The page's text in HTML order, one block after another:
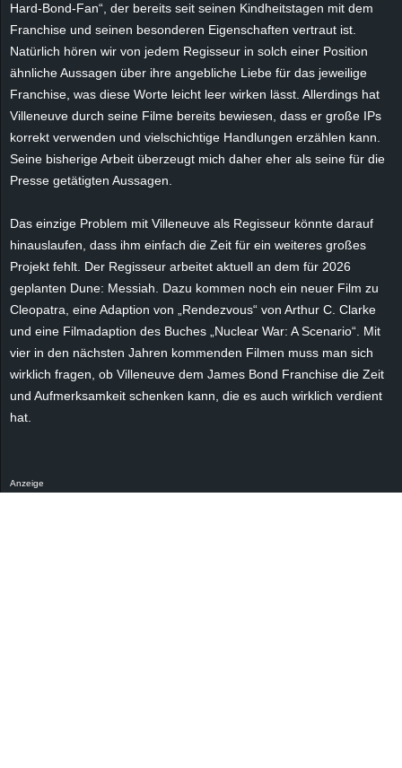
Hard-Bond-Fan“, der bereits seit seinen Kindheitstagen mit dem
Franchise und seinen besonderen Eigenschaften vertraut ist.
Natürlich hören wir von jedem Regisseur in solch einer Position
ähnliche Aussagen über ihre angebliche Liebe für das jeweilige
Franchise, was diese Worte leicht leer wirken lässt. Allerdings hat
Villeneuve durch seine Filme bereits bewiesen, dass er große IPs
korrekt verwenden und vielschichtige Handlungen erzählen kann.
Seine bisherige Arbeit überzeugt mich daher eher als seine für die
Presse getätigten Aussagen.
Das einzige Problem mit Villeneuve als Regisseur könnte darauf
hinauslaufen, dass ihm einfach die Zeit für ein weiteres großes
Projekt fehlt. Der Regisseur arbeitet aktuell an dem für 2026
geplanten Dune: Messiah. Dazu kommen noch ein neuer Film zu
Cleopatra, eine Adaption von „Rendezvous“ von Arthur C. Clarke
und eine Filmadaption des Buches „Nuclear War: A Scenario“. Mit
vier in den nächsten Jahren kommenden Filmen muss man sich
wirklich fragen, ob Villeneuve dem James Bond Franchise die Zeit
und Aufmerksamkeit schenken kann, die es auch wirklich verdient
hat.
Anzeige